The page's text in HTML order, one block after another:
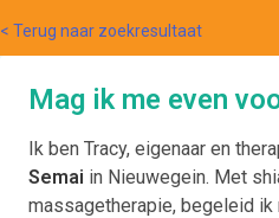
< Terug naar zoekresultaat
Mag ik me even
Ik ben Tracy, eigenaar en
Semai in Nieuwegein. Met
massagetherapie, begeleid ik